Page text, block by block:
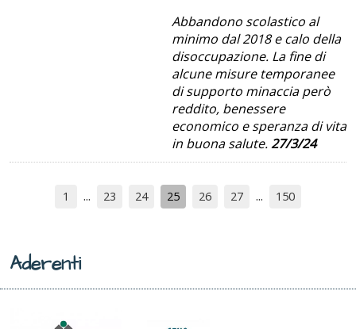
Abbandono scolastico al
minimo dal 2018 e calo della
disoccupazione. La fine di
alcune misure temporanee
di supporto minaccia però
reddito, benessere
economico e speranza di vita
in buona salute.27/3/24
1 23 24 25 26 27 150
Aderenti